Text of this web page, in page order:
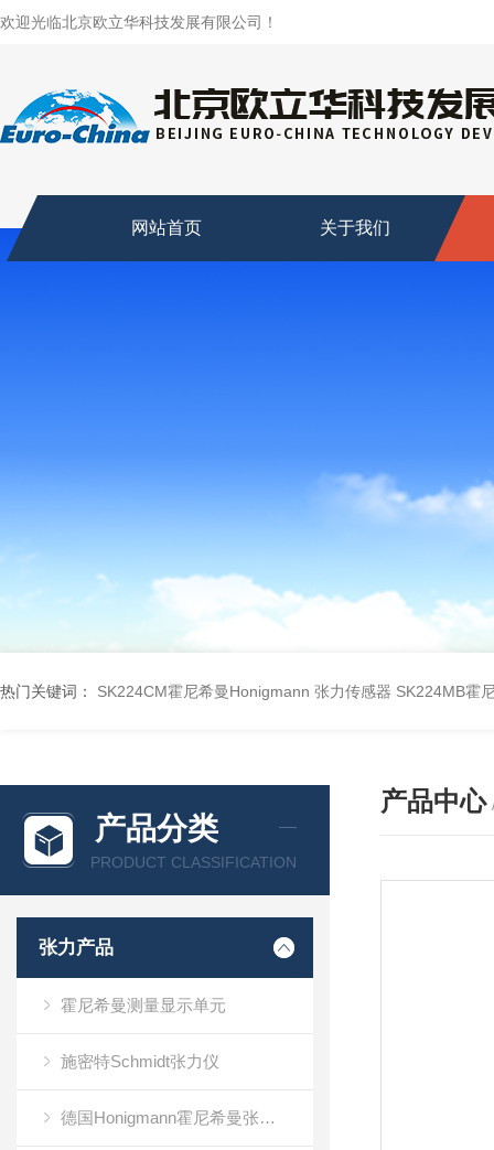
欢迎光临北京欧立华科技发展有限公司！
网站首页 关于我们
热门关键词： SK224CM霍尼希曼Honigmann 张力传感器 SK224MB霍
产品分类
PRODUCT CLASSIFICATION
张力产品
霍尼希曼测量显示单元
施密特Schmidt张力仪
德国Honigmann霍尼希曼张力仪
产品中心